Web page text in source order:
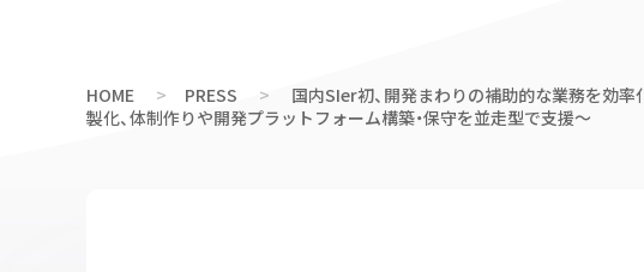
HOME PRESS
国内SIer初、開発まわりの補助的な業務を効
製化、体制作りや開発プラットフォーム構築・保守を並走型で支援〜